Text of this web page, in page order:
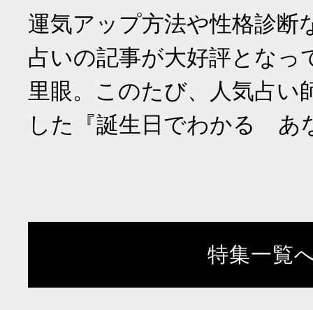
運気アップ方法や性格診断
占いの記事が大好評となっ
里眼。このたび、人気占い
した『誕生日でわかる あ
特集一覧